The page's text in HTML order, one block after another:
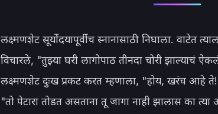
लक्ष्मणशेट सूर्योदयापूर्वीच स्नानासाठी निघाला. वाटेत
विचारले, "तुझ्या घरी लागोपाठ तीनदा चोरी झाल्याचं
लक्ष्मणशेट दुःख प्रकट करत म्हणाला, "होय, खरंच आहे
"तो पेटारा तोडत असताना तू जागा नाही झालास का